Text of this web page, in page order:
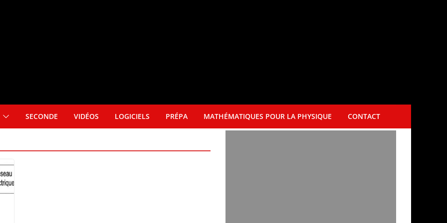
SECONDE VIDÉOS LOGICIELS PRÉPA MATHÉMATIQUES POUR LA PHYSIQUE CONTACT